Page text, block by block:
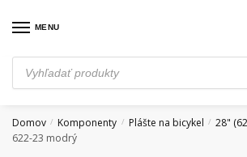
MENU
Products
search
Domov / Komponenty / Plášte na bicykel / 28"
622-23 modrý